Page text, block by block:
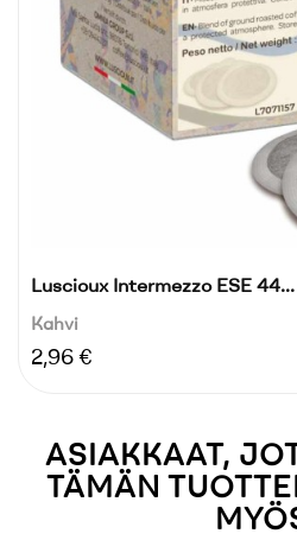
Luscioux Intermezzo ESE 44...
Kahvi
Hinta
2,96 €
ASIAKKAAT,
TÄMÄN